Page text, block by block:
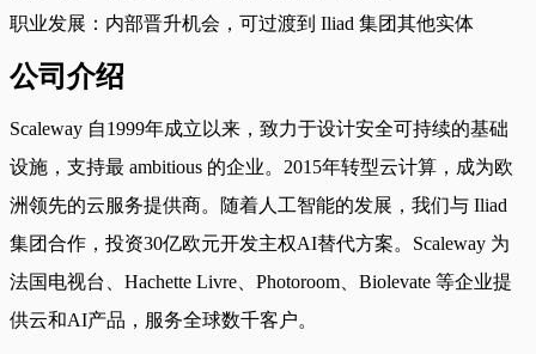
职业发展：内部晋升机会，可过渡到 Iliad 集团其他实体
公司介绍
Scaleway 自1999年成立以来，致力于设计安全可持续的基础
设施，支持最 ambitious 的企业。2015年转型云计算，成为欧
洲领先的云服务提供商。随着人工智能的发展，我们与 Iliad
集团合作，投资30亿欧元开发主权AI替代方案。Scaleway 为
法国电视台、Hachette Livre、Photoroom、Biolevate 等企业提
供云和AI产品，服务全球数千客户。